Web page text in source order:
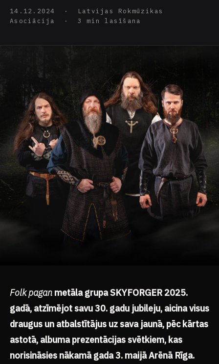
14.12.2024 · Latvijas Rokmūzikas
Asociācija · 3 min lasīšana
Folk pagan metāla grupa SKYFORGER 2025.
gadā, atzīmējot savu 30. gadu jubileju, aicina visus
draugus un atbalstītājus uz sava jaunā, pēc kārtas
astotā, albuma prezentācijas svētkiem, kas
norisināsies nākamā gada 3. maijā Arēnā Rīga.